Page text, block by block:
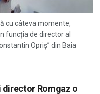
cu câteva momente,
funcția de director al
Opriș” din Baia
director Romgaz o